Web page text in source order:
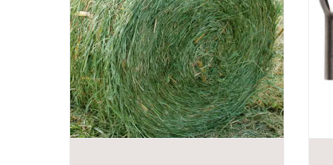
escolhidas
na
página
do
produto